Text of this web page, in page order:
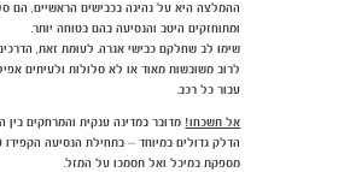
ההמלצה היא על נהיגה בכבישים הראשיים, הם
ומתוחזקים היטב והנסיעה בהם בטוחה יותר.
שימו לב שחלקם כבישי אגרה. לעומת זאת, הדרכים
לרוב משובשות מאוד או לא סלולות ולעיתים
עבור כל רכב.
אל תשכחו! מדובר במדינה ענקית והמרחקים בין
הדלק גדולים במיוחד – בתחילת הנסיעה
מספקת במיכל ואל תסמכו על המזל.